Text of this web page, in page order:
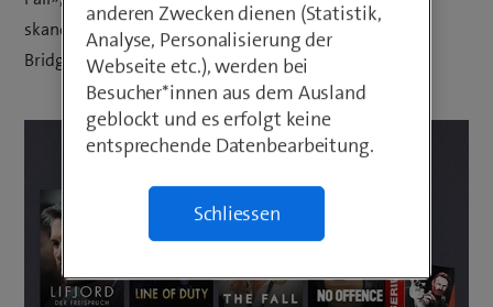
skandinavische Drama-Serien wie «Lifjord» und «The
Bridge».
anderen Zwecken dienen (Statistik,
Analyse, Personalisierung der
Webseite etc.), werden bei
Besucher*innen aus dem Ausland
geblockt und es erfolgt keine
entsprechende Datenbearbeitung.
Schliessen